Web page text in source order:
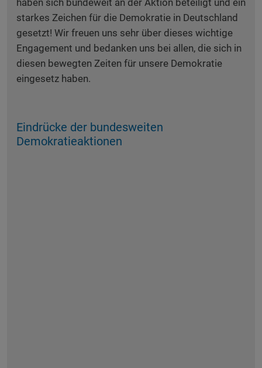
haben sich bundeweit an der Aktion beteiligt und ein
starkes Zeichen für die Demokratie in Deutschland
gesetzt! Wir freuen uns sehr über dieses wichtige
Engagement und bedanken uns bei allen, die sich in
diesen bewegten Zeiten für unsere Demokratie
eingesetz haben.
Eindrücke der bundesweiten
Demokratieaktionen